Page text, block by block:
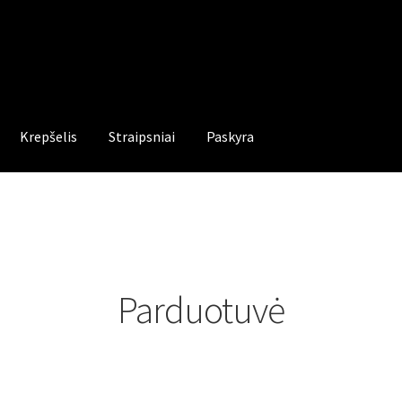
Krepšelis Straipsniai Paskyra
Parduotuvė